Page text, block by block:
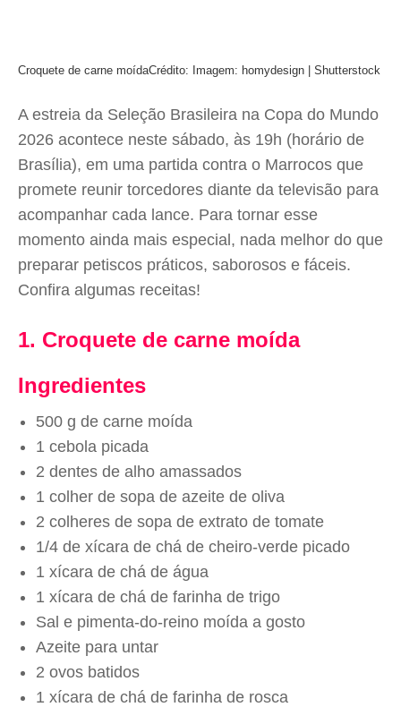
Croquete de carne moídaCrédito: Imagem: homydesign | Shutterstock
A estreia da Seleção Brasileira na Copa do Mundo
2026 acontece neste sábado, às 19h (horário de
Brasília), em uma partida contra o Marrocos que
promete reunir torcedores diante da televisão para
acompanhar cada lance. Para tornar esse
momento ainda mais especial, nada melhor do que
preparar petiscos práticos, saborosos e fáceis.
Confira algumas receitas!
1. Croquete de carne moída
Ingredientes
500 g de carne moída
1 cebola picada
2 dentes de alho amassados
1 colher de sopa de azeite de oliva
2 colheres de sopa de extrato de tomate
1/4 de xícara de chá de cheiro-verde picado
1 xícara de chá de água
1 xícara de chá de farinha de trigo
Sal e pimenta-do-reino moída a gosto
Azeite para untar
2 ovos batidos
1 xícara de chá de farinha de rosca